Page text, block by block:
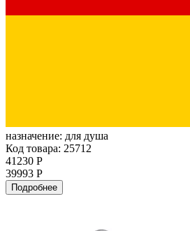
назначение: для душа
Код товара: 25712
41230 Р
39993 Р
Подробнее